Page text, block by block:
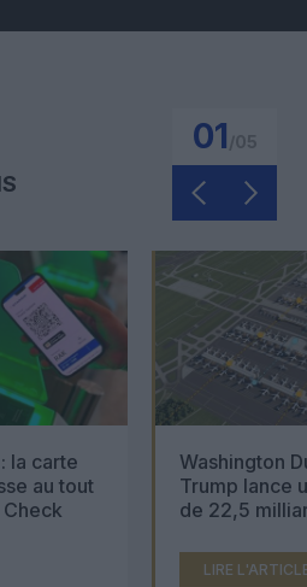
01
la carte
au tout
Washington
Trump lance
de 22,5
LIRE